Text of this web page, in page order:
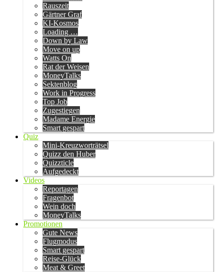
Rauszeit
Gärtner Graf
KI-Kosmos
Loading …
Down by Law
Move on up
Watts On
Rat der Weisen
MoneyTalks
Sektenblog
Work in Progress
Top Job
Zugestiegen
Madame Energie
Smart gespart
Quiz
Mini-Kreuzworträtsel
Quizz den Huber
Quizzticle
Aufgedeckt
Videos
Reportagen
Fragenbot
Wein doch
MoneyTalks
Promotionen
Gute News
Flugmodus
Smart gespart
Reise-Glück
Meat & Greet